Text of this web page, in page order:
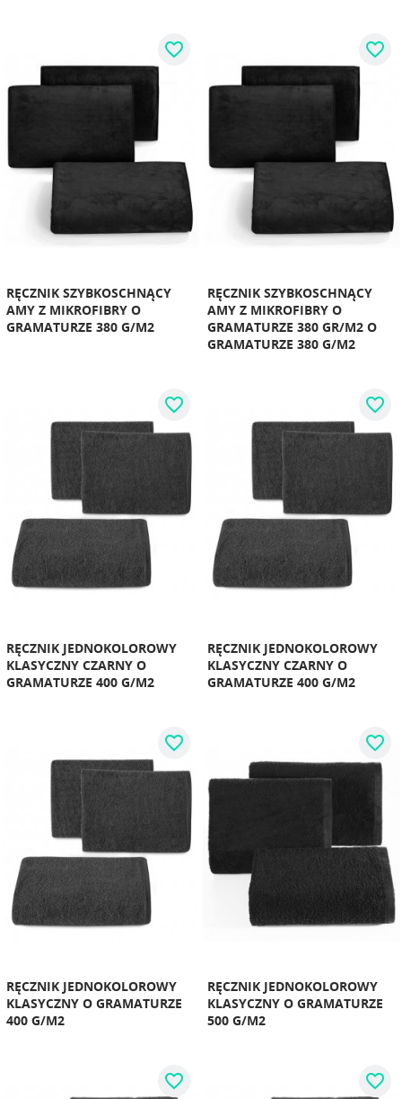
RĘCZNIK SZYBKOSCHNĄCY
AMY Z MIKROFIBRY O
GRAMATURZE 380 G/M2
favorite_border
RĘCZNIK SZYBKOSCHNĄCY
AMY Z MIKROFIBRY O
GRAMATURZE 380 GR/M2 O
GRAMATURZE 380 G/M2
favorite_border
RĘCZNIK JEDNOKOLOROWY
KLASYCZNY CZARNY O
GRAMATURZE 400 G/M2
favorite_border
RĘCZNIK JEDNOKOLOROWY
KLASYCZNY CZARNY O
GRAMATURZE 400 G/M2
favorite_border
RĘCZNIK JEDNOKOLOROWY
KLASYCZNY O GRAMATURZE
400 G/M2
favorite_border
RĘCZNIK JEDNOKOLOROWY
KLASYCZNY O GRAMATURZE
500 G/M2
favorite_border
favorite_border favorite_border